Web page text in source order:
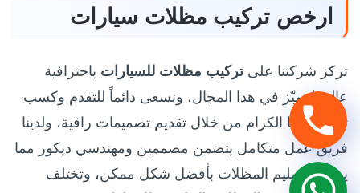
ارخص تركيب مظلات سيارات
تركز شركتنا على تركيب مظلات للسيارات باحترافية
عالية لنتميّز في هذا المجال، ونسعى دائماً للتقدم وكسب
ثقة عملائنا الكرام من خلال تقديم تصميمات راقية، ولدينا
فريق عمل متكامل يتضمن مصممين ومهندسي ديكور مما
يضمن تسليم المظلات بأفضل شكل ممكن، وتختلف
تحدث
معنا
عبر
الجوال
تحدث